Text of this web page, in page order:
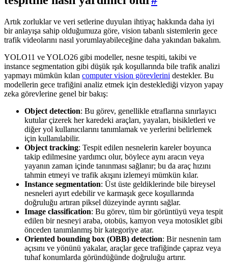
Artık zorluklar ve veri setlerine duyulan ihtiyaç hakkında daha iyi
bir anlayışa sahip olduğumuza göre, vision tabanlı sistemlerin gece
trafik videolarını nasıl yorumlayabileceğine daha yakından bakalım.
YOLO11 ve YOLO26 gibi modeller, nesne tespiti, takibi ve
instance segmentation gibi düşük ışık koşullarında bile trafik analizi
yapmayı mümkün kılan computer vision görevlerini destekler. Bu
modellerin gece trafiğini analiz etmek için desteklediği vizyon yapay
zeka görevlerine genel bir bakış:
Object detection: Bu görev, genellikle etraflarına sınırlayıcı
kutular çizerek her karedeki araçları, yayaları, bisikletleri ve
diğer yol kullanıcılarını tanımlamak ve yerlerini belirlemek
için kullanılabilir.
Object tracking: Tespit edilen nesnelerin kareler boyunca
takip edilmesine yardımcı olur, böylece aynı aracın veya
yayanın zaman içinde tanınması sağlanır; bu da araç hızını
tahmin etmeyi ve trafik akışını izlemeyi mümkün kılar.
Instance segmentation: Üst üste geldiklerinde bile bireysel
nesneleri ayırt edebilir ve karmaşık gece koşullarında
doğruluğu artıran piksel düzeyinde ayrıntı sağlar.
Image classification: Bu görev, tüm bir görüntüyü veya tespit
edilen bir nesneyi araba, otobüs, kamyon veya motosiklet gibi
önceden tanımlanmış bir kategoriye atar.
Oriented bounding box (OBB) detection: Bir nesnenin tam
açısını ve yönünü yakalar, araçlar gece trafiğinde çapraz veya
tuhaf konumlarda göründüğünde doğruluğu artırır.